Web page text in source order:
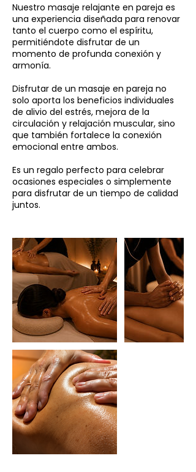
Nuestro masaje relajante en pareja es
una experiencia diseñada para renovar
tanto el cuerpo como el espíritu,
permitiéndote disfrutar de un
momento de profunda conexión y
armonía.
Disfrutar de un masaje en pareja no
solo aporta los beneficios individuales
de alivio del estrés, mejora de la
circulación y relajación muscular, sino
que también fortalece la conexión
emocional entre ambos.
Es un regalo perfecto para celebrar
ocasiones especiales o simplemente
para disfrutar de un tiempo de calidad
juntos.